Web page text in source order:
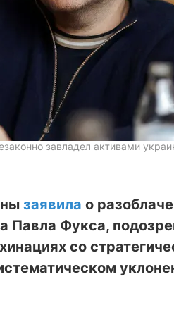
завладел активами
заявила о
Павла Фукса,
со